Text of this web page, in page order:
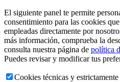
El siguiente panel te permite
consentimiento para las cookies
empleadas directamente por
más información, comprueba la
consulta nuestra página de política
Puedes revisar y modificar tus
Cookies técnicas y estrictamente